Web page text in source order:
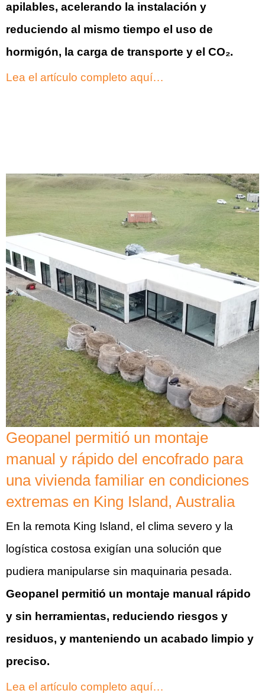
apilables, acelerando la instalación y
reduciendo al mismo tiempo el uso de
hormigón, la carga de transporte y el CO₂.
Lea el artículo completo aquí…
Geopanel permitió un montaje
manual y rápido del encofrado para
una vivienda familiar en condiciones
extremas en King Island, Australia
En la remota King Island, el clima severo y la
logística costosa exigían una solución que
pudiera manipularse sin maquinaria pesada.
Geopanel permitió un montaje manual rápido
y sin herramientas, reduciendo riesgos y
residuos, y manteniendo un acabado limpio y
preciso.
Lea el artículo completo aquí…